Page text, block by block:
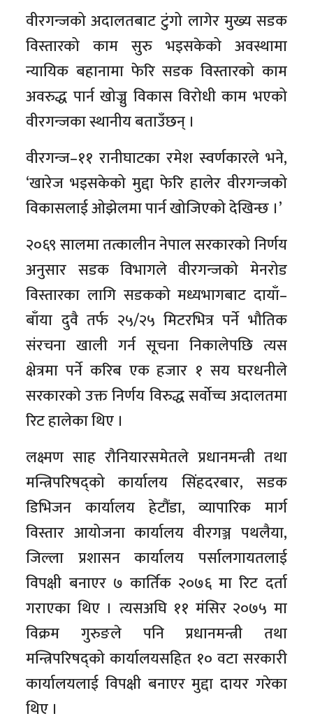
वीरगन्जको अदालतबाट टुंगो लागेर मुख्य सडक
विस्तारको काम सुरु भइसकेको अवस्थामा
न्यायिक बहानामा फेरि सडक विस्तारको काम
अवरुद्ध पार्न खोज्नु विकास विरोधी काम भएको
वीरगन्जका स्थानीय बताउँछन् ।
वीरगन्ज–११ रानीघाटका रमेश स्वर्णकारले भने,
‘खारेज भइसकेको मुद्दा फेरि हालेर वीरगन्जको
विकासलाई ओझेलमा पार्न खोजिएको देखिन्छ ।’
२०६९ सालमा तत्कालीन नेपाल सरकारको निर्णय
अनुसार सडक विभागले वीरगन्जको मेनरोड
विस्तारका लागि सडकको मध्यभागबाट दायाँ–
बाँया दुवै तर्फ २५/२५ मिटरभित्र पर्ने भौतिक
संरचना खाली गर्न सूचना निकालेपछि त्यस
क्षेत्रमा पर्ने करिब एक हजार १ सय घरधनीले
सरकारको उक्त निर्णय विरुद्ध सर्वोच्च अदालतमा
रिट हालेका थिए ।
लक्ष्मण साह रौनियारसमेतले प्रधानमन्त्री तथा
मन्त्रिपरिषद्को कार्यालय सिंहदरबार, सडक
डिभिजन कार्यालय हेटौंडा, व्यापारिक मार्ग
विस्तार आयोजना कार्यालय वीरगञ्ज पथलैया,
जिल्ला प्रशासन कार्यालय पर्सालगायतलाई
विपक्षी बनाएर ७ कार्तिक २०७६ मा रिट दर्ता
गराएका थिए । त्यसअघि ११ मंसिर २०७५ मा
विक्रम गुरुङले पनि प्रधानमन्त्री तथा
मन्त्रिपरिषद्को कार्यालयसहित १० वटा सरकारी
कार्यालयलाई विपक्षी बनाएर मुद्दा दायर गरेका
थिए ।